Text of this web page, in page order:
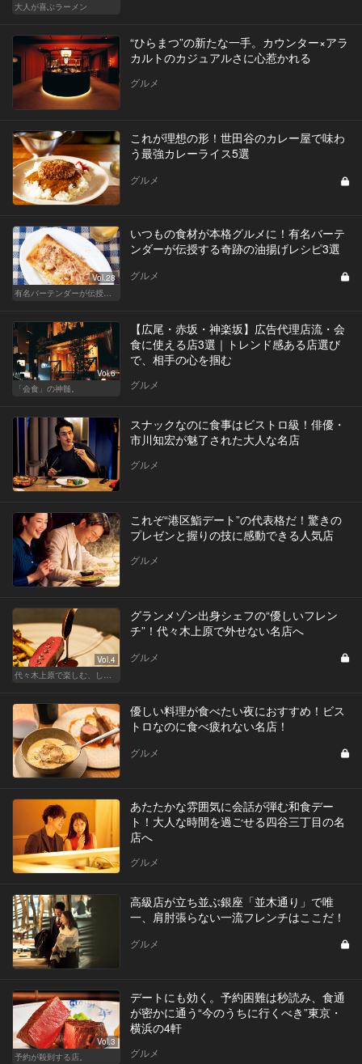
大人が喜ぶラーメン
“ひらまつ”の新たな一手。カウンター×アラ
カルトのカジュアルさに心惹かれる
グルメ
これが理想の形！世田谷のカレー屋で味わ
う最強カレーライス5選
グルメ
Vol.28
有名バーテンダーが伝授する簡単つまみレシピ
いつもの食材が本格グルメに！有名バーテ
ンダーが伝授する奇跡の油揚げレシピ3選
グルメ
Vol.6
「会食」の神髄。
【広尾・赤坂・神楽坂】広告代理店流・会
食に使える店3選｜トレンド感ある店選び
で、相手の心を掴む
グルメ
スナックなのに食事はビストロ級！俳優・
市川知宏が魅了された大人な名店
グルメ
これぞ“港区鮨デート”の代表格だ！驚きの
プレゼンと握りの技に感動できる人気店
グルメ
Vol.4
代々木上原で楽しむ、しっとり大人デート
グランメゾン出身シェフの“優しいフレン
チ”！代々木上原で外せない名店へ
グルメ
優しい料理が食べたい夜におすすめ！ビス
トロなのに食べ疲れない名店！
グルメ
あたたかな雰囲気に会話が弾む和食デー
ト！大人な時間を過ごせる四谷三丁目の名
店へ
グルメ
高級店が立ち並ぶ銀座「並木通り」で唯
一、肩肘張らない一流フレンチはここだ！
グルメ
Vol.3
予約が殺到する店。
デートにも効く。予約困難は秒読み、食通
が密かに通う“今のうちに行くべき”東京・
横浜の4軒
グルメ